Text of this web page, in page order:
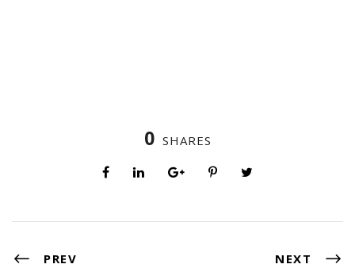
0 SHARES
PREV NEXT